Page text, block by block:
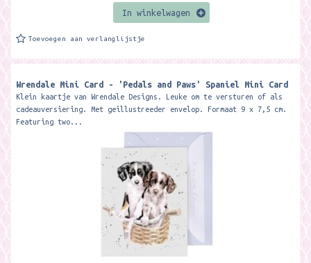
In winkelwagen
Toevoegen aan verlanglijstje
Wrendale Mini Card - 'Pedals and Paws' Spaniel Mini Card ​
Klein kaartje van Wrendale Designs. Leuke om te versturen of als
cadeauversiering. Met geillustreeder envelop. Formaat 9 x 7,5 cm.
Featuring two...